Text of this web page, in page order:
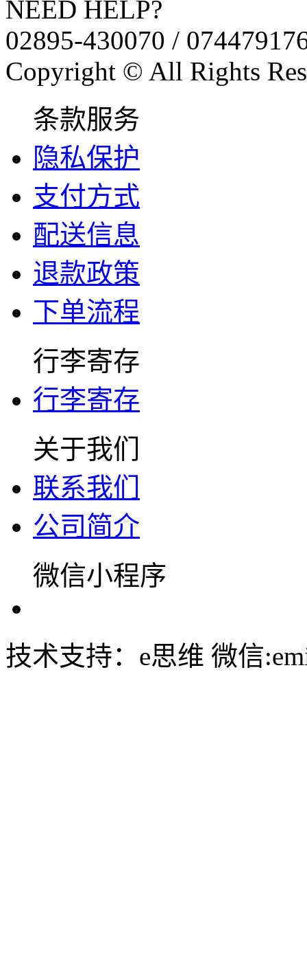
NEED HELP?
02895-430070 /
Copyright © All Rights
条款服务
隐私保护
支付方式
配送信息
退款政策
下单流程
行李寄存
行李寄存
关于我们
联系我们
公司简介
微信小程序
技术支持：e思维 微信